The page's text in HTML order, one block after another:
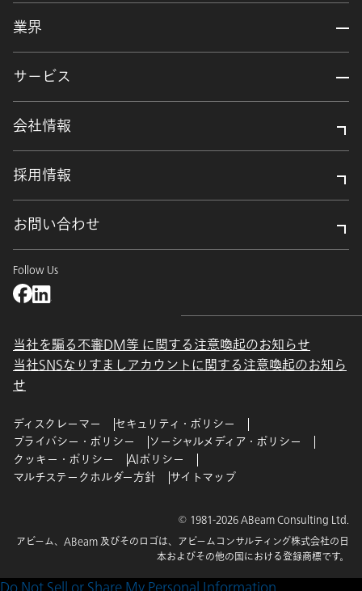
業界
サービス
会社情報
採用情報
お問い合わせ
Follow Us
当社を騙る不審DM等 に関する注意喚起のお知らせ
当社SNSなりすましアカウントに関する注意喚起のお知ら
せ
ディスクレーマー
セキュリティ・ポリシー
プライバシー・ポリシー
ソーシャルメディア・ポリシー
クッキー・ポリシー
AIポリシー
マルチステークホルダー方針
サイトマップ
© 1981-2026 ABeam Consulting Ltd.
アビーム、ABeam 及びそのロゴは、アビームコンサルティング株式会社の日
本およびその他の国における登録商標です。